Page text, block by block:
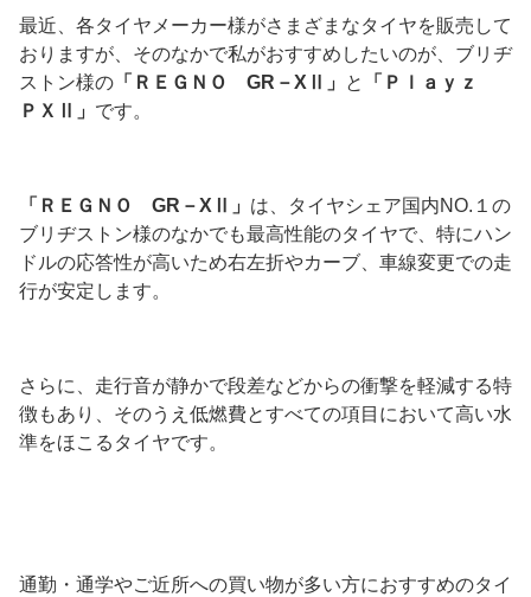
最近、各タイヤメーカー様がさまざまなタイヤを販売して
おりますが、そのなかで私がおすすめしたいのが、ブリヂ
ストン様の 「ＲＥＧＮＯ GR－XⅡ」 と
「Ｐｌａｙｚ
ＰＸⅡ」 です。
「ＲＥＧＮＯ GR－XⅡ」 は、タイヤシェア国内NO.１の
ブリヂストン様のなかでも最高性能のタイヤで、特にハン
ドルの応答性が高いため右左折やカーブ、車線変更での走
行が安定します。
さらに、走行音が静かで段差などからの衝撃を軽減する特
徴もあり、そのうえ低燃費とすべての項目において高い水
準をほこるタイヤです。
通勤・通学やご近所への買い物が多い方におすすめのタイ